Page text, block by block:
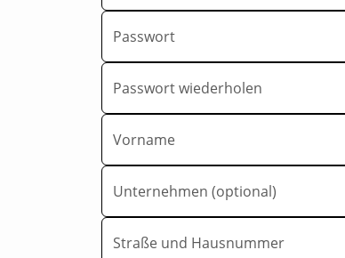
Passwort
Passwort wiederholen
Vorname
Unternehmen (optional)
Straße und Hausnummer